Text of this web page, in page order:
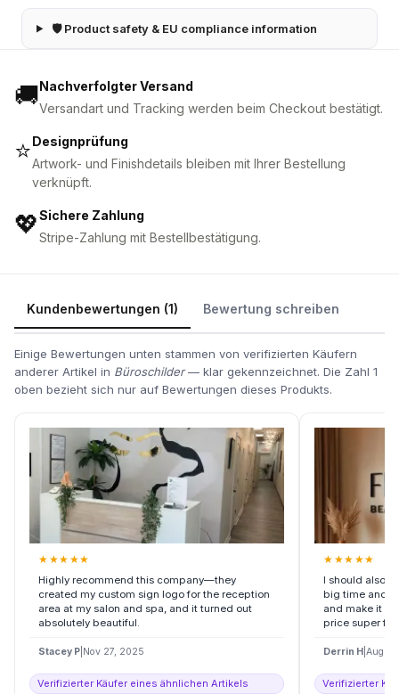
🛡 Product safety & EU compliance information
🚚Nachverfolgter Versand
Versandart und Tracking werden beim Checkout bestätigt.
⭐Designprüfung
Artwork- und Finishdetails bleiben mit Ihrer Bestellung
verknüpft.
💖Sichere Zahlung
Stripe-Zahlung mit Bestellbestätigung.
Kundenbewertungen (1) Bewertung schreiben
Einige Bewertungen unten stammen von verifizierten Käufern
anderer Artikel in Büroschilder— klar gekennzeichnet. Die Zahl 1
oben bezieht sich nur auf Bewertungen dieses Produkts.
★ ★★ ★★
Highly recommend this company—they
created my custom sign logo for the reception
area at my salon and spa, and it turned out
absolutely beautiful.
Stacey P Nov 27, 2025
Verifizierter Käufer eines ähnlichen Artikels
★ ★★ ★★
I should also
big time and
and make it
price super
Derrin H Aug
Verifizierter